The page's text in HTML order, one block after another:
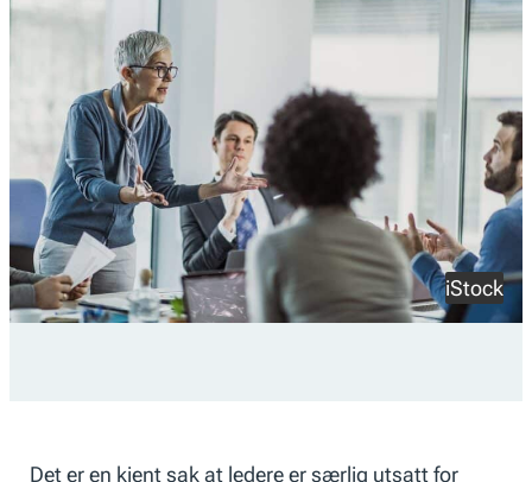
iStock
Det er en kjent sak at ledere er særlig utsatt for